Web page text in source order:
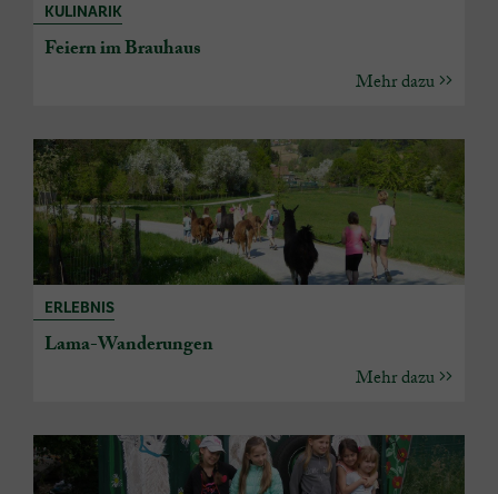
KULINARIK
Feiern im Brauhaus
Mehr dazu
ERLEBNIS
Lama-Wanderungen
Mehr dazu